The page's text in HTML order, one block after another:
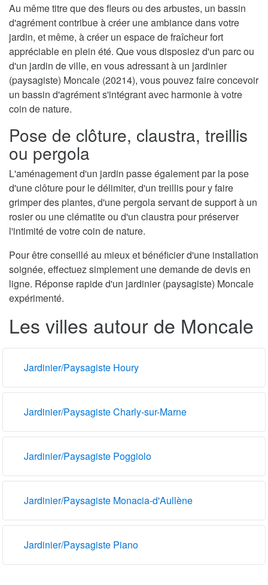
Au même titre que des fleurs ou des arbustes, un bassin
d'agrément contribue à créer une ambiance dans votre
jardin, et même, à créer un espace de fraîcheur fort
appréciable en plein été. Que vous disposiez d'un parc ou
d'un jardin de ville, en vous adressant à un jardinier
(paysagiste) Moncale (20214), vous pouvez faire concevoir
un bassin d'agrément s'intégrant avec harmonie à votre
coin de nature.
Pose de clôture, claustra, treillis
ou pergola
L'aménagement d'un jardin passe également par la pose
d'une clôture pour le délimiter, d'un treillis pour y faire
grimper des plantes, d'une pergola servant de support à un
rosier ou une clématite ou d'un claustra pour préserver
l'intimité de votre coin de nature.
Pour être conseillé au mieux et bénéficier d'une installation
soignée, effectuez simplement une demande de devis en
ligne. Réponse rapide d'un jardinier (paysagiste) Moncale
expérimenté.
Les villes autour de Moncale
Jardinier/Paysagiste Houry
Jardinier/Paysagiste Charly-sur-Marne
Jardinier/Paysagiste Poggiolo
Jardinier/Paysagiste Monacia-d'Aullène
Jardinier/Paysagiste Piano